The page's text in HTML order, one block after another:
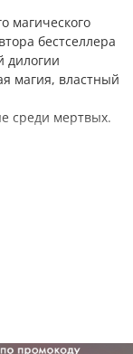
магического
бестселлера
дилогии
магия, властный
среди мертвых.
с рождения
Девушки,
не
роман, в